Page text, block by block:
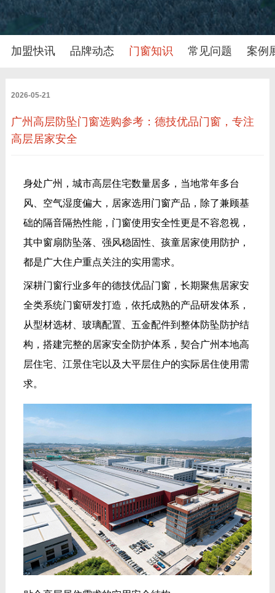
加盟快讯 品牌动态 门窗知识 常见问题 案例
2026-05-21
广州高层防坠门窗选购参考：德技优品门窗，专注
高层居家安全
身处广州，城市高层住宅数量居多，当地常年多台
风、空气湿度偏大，居家选用门窗产品，除了兼顾基
础的隔音隔热性能，门窗使用安全性更是不容忽视，
其中窗扇防坠落、强风稳固性、孩童居家使用防护，
都是广大住户重点关注的实用需求。
深耕门窗行业多年的德技优品门窗，长期聚焦居家安
全类系统门窗研发打造，依托成熟的产品研发体系，
从型材选材、玻璃配置、五金配件到整体防坠防护结
构，搭建完整的居家安全防护体系，契合广州本地高
层住宅、江景住宅以及大平层住户的实际居住使用需
求。